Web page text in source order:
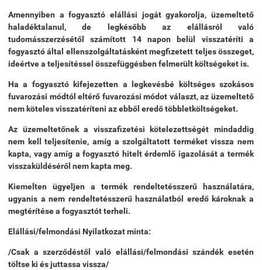
Amennyiben a fogyasztó elállási jogát gyakorolja, üzemeltető
haladéktalanul, de legkésőbb az elállásról való
tudomásszerzésétől számított 14 napon belül visszatéríti a
fogyasztó által ellenszolgáltatásként megfizetett teljes összeget,
ideértve a teljesítéssel összefüggésben felmerült költségeket is.
Ha a fogyasztó kifejezetten a legkevésbé költséges szokásos
fuvarozási módtól eltérő fuvarozási módot választ, az üzemeltető
nem köteles visszatéríteni az ebből eredő többletköltségeket.
Az üzemeltetőnek a visszafizetési kötelezettségét mindaddig
nem kell teljesítenie, amíg a szolgáltatott terméket vissza nem
kapta, vagy amíg a fogyasztó hitelt érdemlő igazolását a termék
visszaküldéséről nem kapta meg.
Kiemelten ügyeljen a termék rendeltetésszerű használatára,
ugyanis a nem rendeltetésszerű használatból eredő károknak a
megtérítése a fogyasztót terheli.
Elállási/felmondási Nyilatkozat minta:
/Csak a szerződéstől való elállási/felmondási szándék esetén
töltse ki és juttassa vissza/